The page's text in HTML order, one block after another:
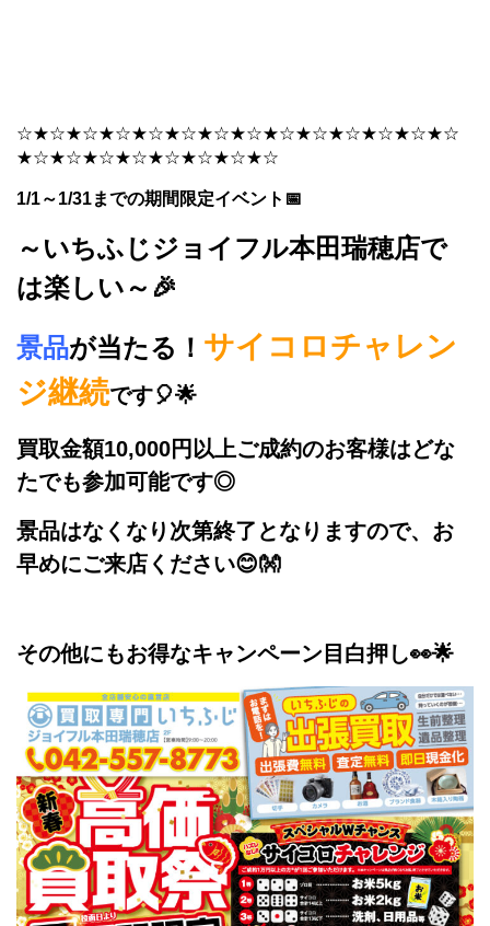
☆★☆★☆★☆★☆★☆★☆★☆★☆★☆★☆★☆★☆★☆
★☆★☆★☆★☆★☆★☆★☆★☆
1/1～1/31までの期間限定イベント📅
～いちふじジョイフル本田瑞穂店で
は楽しい～🎉
景品が当たる！ サイコロチャレン
ジ継続です🎈🌟
買取金額10,000円以上ご成約のお客様はどな
たでも参加可能です◎
景品はなくなり次第終了となりますので、お
早めにご来店ください😊👐
その他にもお得なキャンペーン目白押し👀🌟